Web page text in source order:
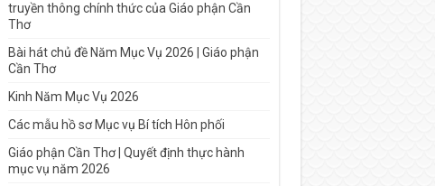
truyền thông chính thức của Giáo phận Cần
Thơ
Bài hát chủ đề Năm Mục Vụ 2026 | Giáo phận
Cần Thơ
Kinh Năm Mục Vụ 2026
Các mẫu hồ sơ Mục vụ Bí tích Hôn phối
Giáo phận Cần Thơ | Quyết định thực hành
mục vụ năm 2026